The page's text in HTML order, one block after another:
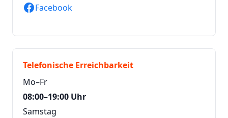
Facebook
Telefonische Erreichbarkeit
Mo–Fr
08:00–19:00 Uhr
Samstag